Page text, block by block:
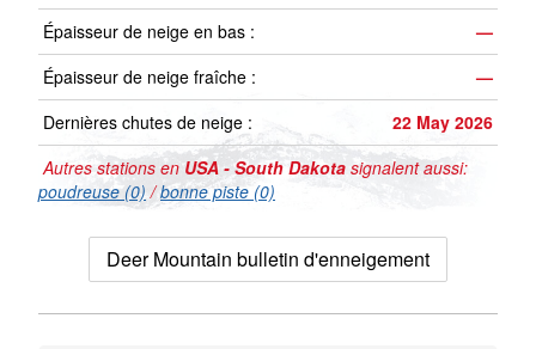
Épaisseur de neige en bas :
—
Épaisseur de neige fraîche :
—
Dernières chutes de neige :
22 May 2026
Autres stations en USA - South Dakota signalent aussi:
poudreuse (0) /bonne piste (0)
Deer Mountain bulletin d'enneigement